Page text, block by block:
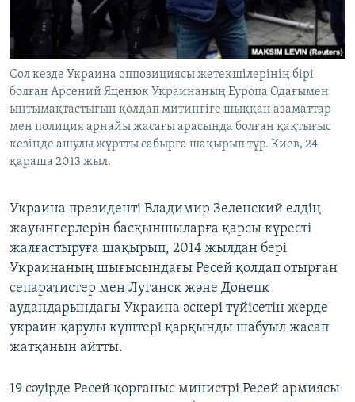
Сол кезде Украина оппозициясы жетекшілерінің бірі
болған Арсений Яценюк Украинаның Еуропа Одағымен
ынтымақтастығын қолдап митингіге шыққан азаматтар
мен полиция арнайы жасағы арасында болған қақтығыс
кезінде ашулы жұртты сабырға шақырып тұр. Киев, 24
қараша 2013 жыл.
Украина президенті Владимир Зеленский елдің
жауынгерлерін басқыншыларға қарсы күресті
жалғастыруға шақырып, 2014 жылдан бері
Украинаның шығысындағы Ресей қолдап отырған
сепаратистер мен Луганск және Донецк
аудандарындағы Украина әскері түйісетін жерде
украин қарулы күштері қарқынды шабуыл жасап
жатқанын айтты.
19 сәуірде Ресей қорғаныс министрі Ресей армиясы